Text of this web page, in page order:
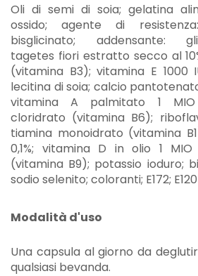
Oli di semi di soia; gelatina
ossido; agente di
bisglicinato; addensante:
tagetes fiori estratto secco al
(vitamina B3); vitamina E 1000
lecitina di soia; calcio
vitamina A palmitato 1 MIO
cloridrato (vitamina B6);
tiamina monoidrato (vitamina
0,1%; vitamina D in olio 1
(vitamina B9); potassio ioduro;
sodio selenito; coloranti; E172;
Modalità d'uso
Una capsula al giorno da
qualsiasi bevanda.